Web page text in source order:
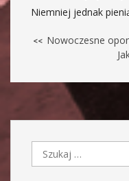
Niemniej jednak
<< Nowoczesne